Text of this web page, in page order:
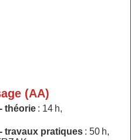
(AA)
théorie : 14 h,
travaux pratiques : 50 h,